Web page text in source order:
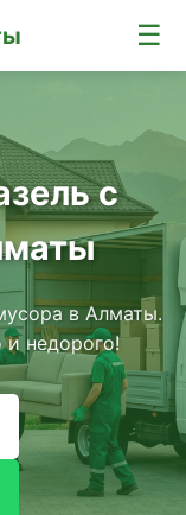
☰
с
в Алматы.
недорого!